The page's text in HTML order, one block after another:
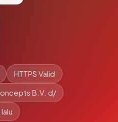
HTTPS Valid
B.V. d/